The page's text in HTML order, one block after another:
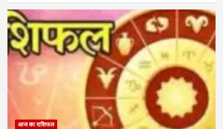
आज का राशिफल